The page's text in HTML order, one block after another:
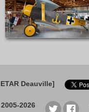
Deauville]
2026